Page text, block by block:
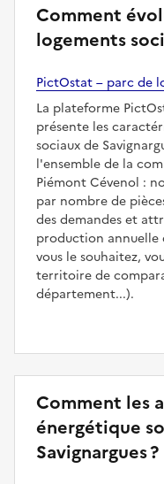
Comment
logements
PictOstat – parc de
La plateforme
présente les
sociaux de
l'ensemble de la
Piémont Cévenol :
par nombre de
des demandes et
production annuelle
vous le souhaitez,
territoire de
département...).
Comment les
énergétique
Savignargues ?